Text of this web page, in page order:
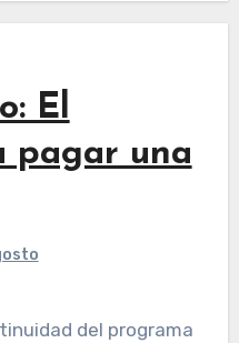
El
pagar una